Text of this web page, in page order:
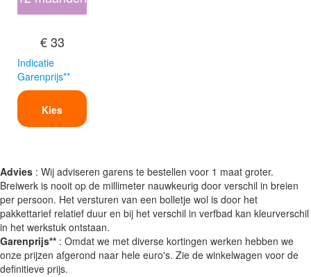
€ 33
Indicatie
Garenprijs**
Kies
Advies : Wij adviseren garens te bestellen voor 1 maat groter.
Breiwerk is nooit op de millimeter nauwkeurig door verschil in breien
per persoon. Het versturen van een bolletje wol is door het
pakkettarief relatief duur en bij het verschil in verfbad kan kleurverschil
in het werkstuk ontstaan.
Garenprijs** : Omdat we met diverse kortingen werken hebben we
onze prijzen afgerond naar hele euro's. Zie de winkelwagen voor de
definitieve prijs.